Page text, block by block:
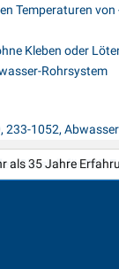
Temperaturen von
Kleben oder
Rohrsystem
233-1052,
Sie sich für PAT
als 35 Jahre